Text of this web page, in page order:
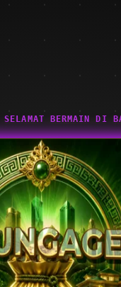
BERMAIN DI